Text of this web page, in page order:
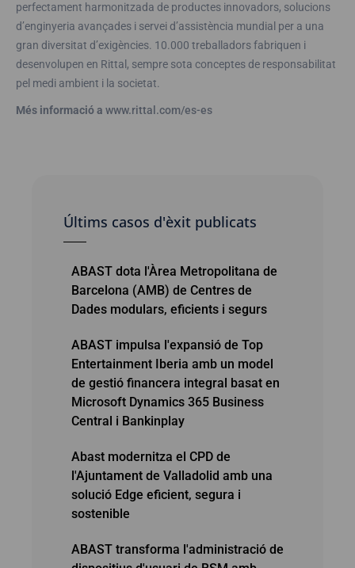
perfectament harmonitzada de productes innovadors, solucions
d’enginyeria avançades i servei d’assistència mundial per a una
gran diversitat d’exigències. 10.000 treballadors fabriquen i
desenvolupen en Rittal, sempre sota conceptes de responsabilitat
pel medi ambient i la societat.
Més informació a www.rittal.com/es-es
Últims casos d'èxit publicats
ABAST dota l'Àrea Metropolitana de
Barcelona (AMB) de Centres de
Dades modulars, eficients i segurs
ABAST impulsa l'expansió de Top
Entertainment Iberia amb un model
de gestió financera integral basat en
Microsoft Dynamics 365 Business
Central i Bankinplay
Abast modernitza el CPD de
l'Ajuntament de Valladolid amb una
solució Edge eficient, segura i
sostenible
ABAST transforma l'administració de